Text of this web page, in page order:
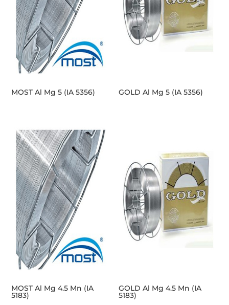
MOST Al Mg 5 (IA 5356) GOLD Al Mg 5 (IA 5356)
MOST Al Mg 4.5 Mn (IA
5183)
GOLD Al Mg 4.5 Mn (IA
5183)